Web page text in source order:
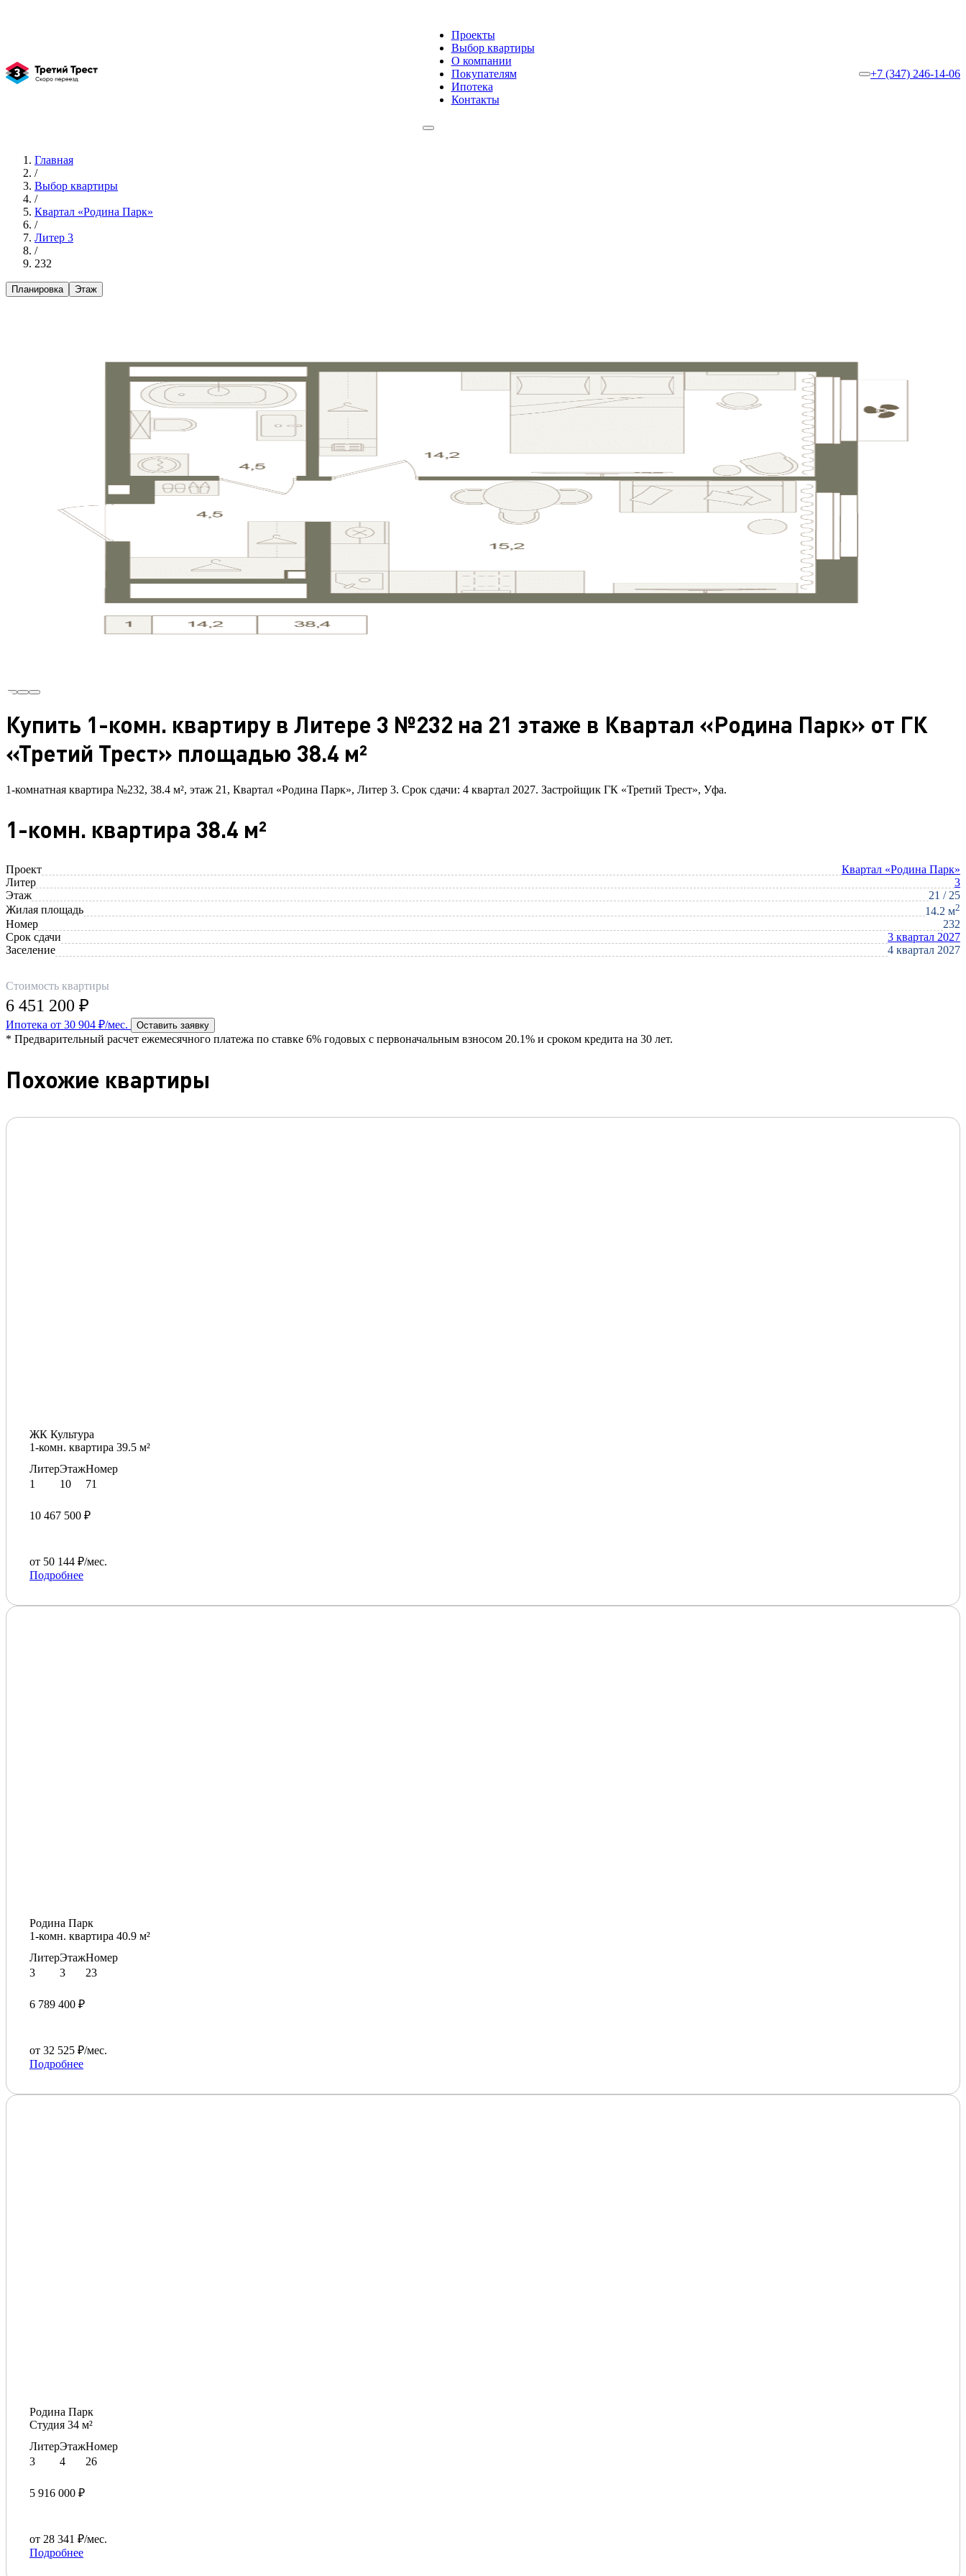
Проекты
Выбор квартиры
О компании
Покупателям
Ипотека
Контакты
+7 (347) 246-14-06
Главная
/
Выбор квартиры
/
Квартал «Родина Парк»
/
Литер 3
/
232
Планировка Этаж
Купить 1-комн. квартиру в Литере 3 №232 на 21 этаже в Квартал «Родина Парк» от ГК
«Третий Трест» площадью 38.4 м²
1-комнатная квартира №232, 38.4 м², этаж 21, Квартал «Родина Парк», Литер 3. Срок сдачи: 4 квартал 2027. Застройщик ГК «Третий Трест», Уфа.
1-комн. квартира 38.4 м²
Проект
Квартал «Родина Парк»
Литер
3
Этаж
21 / 25
Жилая площадь
14.2 м2
Номер
232
Срок сдачи
3 квартал 2027
Заселение
4 квартал 2027
Стоимость квартиры
6 451 200 ₽
Ипотека от 30 904 ₽/мес. Оставить заявку
* Предварительный расчет ежемесячного платежа по ставке 6% годовых с первоначальным взносом 20.1% и сроком кредита на 30 лет.
Похожие квартиры
ЖК Культура
1-комн. квартира 39.5 м²
Литер
1
Этаж
10
Номер
71
10 467 500 ₽
от 50 144 ₽/мес.
Подробнее
Родина Парк
1-комн. квартира 40.9 м²
Литер
3
Этаж
3
Номер
23
6 789 400 ₽
от 32 525 ₽/мес.
Подробнее
Родина Парк
Студия 34 м²
Литер
3
Этаж
4
Номер
26
5 916 000 ₽
от 28 341 ₽/мес.
Подробнее